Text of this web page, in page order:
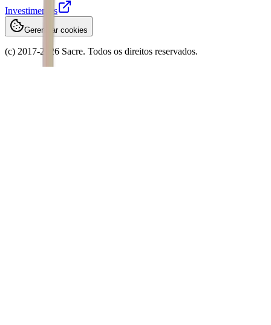
Investimentos
Gerenciar cookies
(c) 2017-2026 Sacre. Todos os direitos reservados.